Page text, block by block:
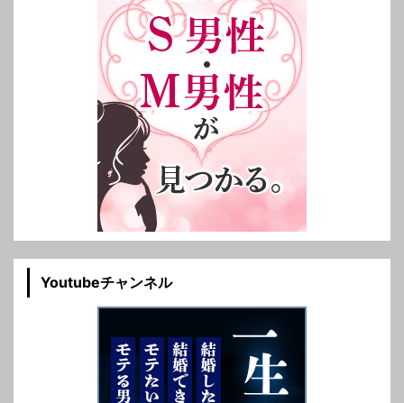
Youtubeチャンネル